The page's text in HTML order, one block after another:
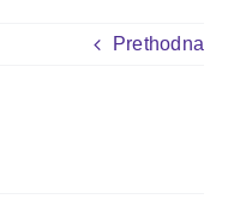
Prethodna